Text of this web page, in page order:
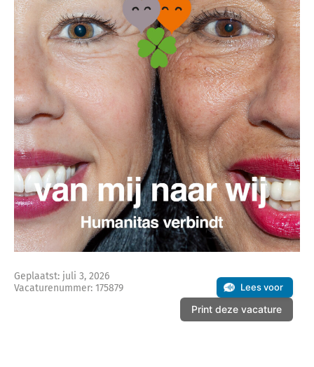
Geplaatst: juli 3, 2026
Vacaturenummer: 175879
Print deze vacature
Lees voor